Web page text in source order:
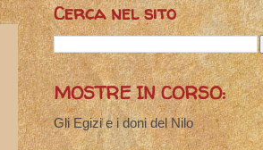
Cerca nel sito
MOSTRE IN CORSO:
Gli Egizi e i doni del Nilo